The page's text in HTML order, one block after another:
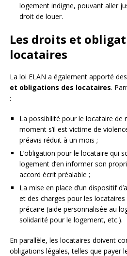
logement indigne, pouvant aller
droit de louer.
Les droits et
locataires
La loi ELAN a également apporté
et obligations des locataires.
:
La possibilité pour le locataire de
moment s’il est victime de
préavis réduit à un mois ;
L’obligation pour le locataire qui
logement d’en informer son
accord écrit préalable ;
La mise en place d’un dispositif
et des charges pour les
précaire (aide personnalisée au
solidarité pour le logement, etc.).
En parallèle, les locataires doivent
obligations légales, telles que payer